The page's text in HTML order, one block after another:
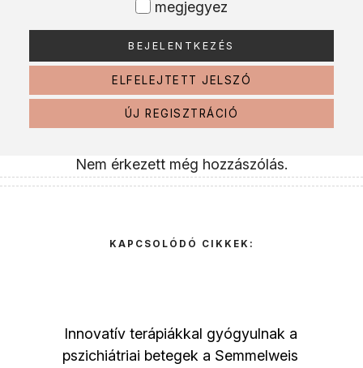
megjegyez
ELFELEJTETT JELSZÓ
ÚJ REGISZTRÁCIÓ
Nem érkezett még hozzászólás.
KAPCSOLÓDÓ CIKKEK:
Innovatív terápiákkal gyógyulnak a
pszichiátriai betegek a Semmelweis